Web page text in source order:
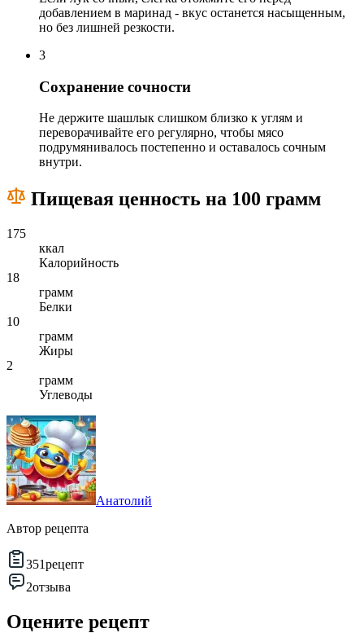
добавлением в маринад - вкус останется насыщенным,
но без лишней резкости.
3
Сохранение сочности
Не держите шашлык слишком близко к углям и
переворачивайте его регулярно, чтобы мясо
подрумянивалось постепенно и оставалось сочным
внутри.
Пищевая ценность на 100 грамм
175
ккал
Калорийность
18
грамм
Белки
10
грамм
Жиры
2
грамм
Углеводы
Анатолий
Автор рецепта
351рецепт
2отзыва
Оцените рецепт